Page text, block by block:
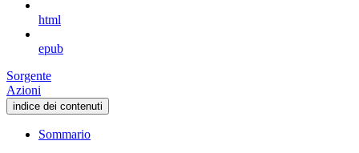
html
epub
Sorgente
Azioni
indice dei contenuti
Sommario